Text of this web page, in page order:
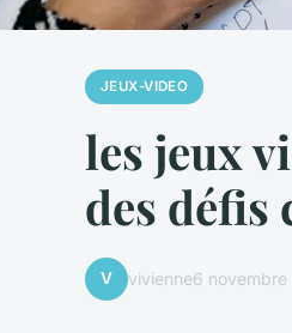
JEUX-VIDEO
les jeux
des défis
V vivienne6